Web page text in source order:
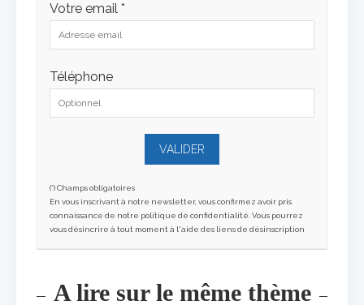
Votre email *
Téléphone
(*) Champs obligatoires
En vous inscrivant à notre newsletter, vous confirmez avoir pris
connaissance de notre politique de confidentialité. Vous pourrez
vous désincrire à tout moment à l'aide des liens de désinscription
A lire sur le même thème